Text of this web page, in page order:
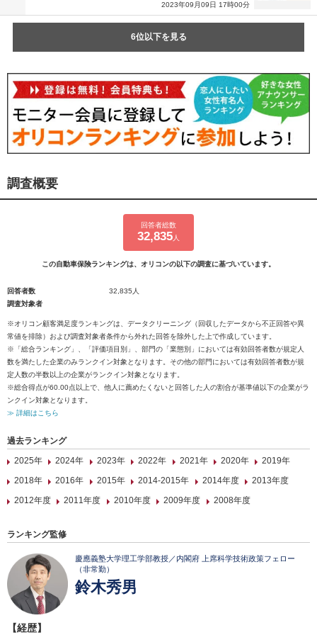
2023年09月09日 17時00分
6位以下を見る
調査概要
回答者総数
32,835人
この自動車保険ランキングは、オリコンの以下の調査に基づいています。
回答者数
32,835人
調査対象者
※オリコン顧客満足度ランキングは、データクリーニング（回収したデータから不正回答や異
常値を排除）および調査対象者条件から外れた回答を除外した上で作成しています。
※「総合ランキング」、「評価項目別」、部門の「業態別」においては有効回答者数が規定人
数を満たした企業のみランクイン対象となります。その他の部門においては有効回答者数が規
定人数の半数以上の企業がランクイン対象となります。
※総合得点が60.00点以上で、他人に薦めたくないと回答した人の割合が基準値以下の企業がラ
ンクイン対象となります。
≫ 詳細はこちら
過去ランキング
2025年
2024年 2023年 2022年 2021年 2020年
2019年
2018年
2016年 2015年 2014-2015年 2014年度
2013年度
2012年度
2011年度 2010年度 2009年度 2008年度
ランキング監修
慶應義塾大学理工学部教授／内閣府 上席科学技術政策フェロー
（非常勤）
鈴木秀男
【経歴】